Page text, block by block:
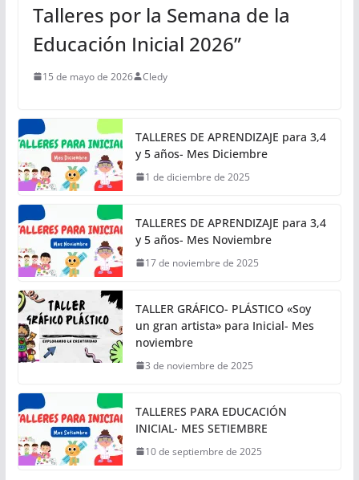
Talleres por la Semana de la
Educación Inicial 2026”
15 de mayo de 2026 Cledy
TALLERES DE APRENDIZAJE para 3,4
y 5 años- Mes Diciembre
1 de diciembre de 2025
TALLERES DE APRENDIZAJE para 3,4
y 5 años- Mes Noviembre
17 de noviembre de 2025
TALLER GRÁFICO- PLÁSTICO «Soy
un gran artista» para Inicial- Mes
noviembre
3 de noviembre de 2025
TALLERES PARA EDUCACIÓN
INICIAL- MES SETIEMBRE
10 de septiembre de 2025